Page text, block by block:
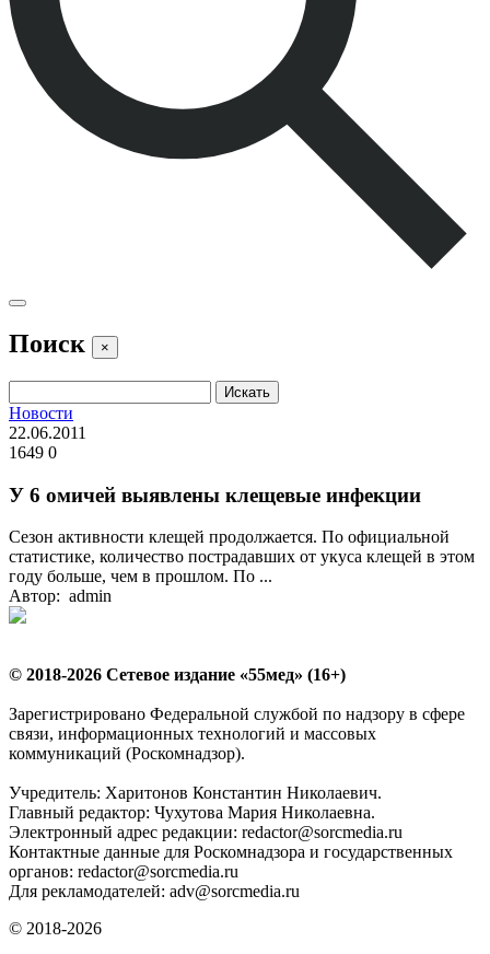
Поиск ×
Новости
22.06.2011
1649 0
У 6 омичей выявлены клещевые инфекции
Сезон активности клещей продолжается. По официальной
статистике, количество пострадавших от укуса клещей в этом
году больше, чем в прошлом. По ...
Автор: admin
© 2018-2026 Сетевое издание «55мед» (16+)
Зарегистрировано Федеральной службой по надзору в сфере
связи, информационных технологий и массовых
коммуникаций (Роскомнадзор).
Учредитель: Харитонов Константин Николаевич.
Главный редактор: Чухутова Мария Николаевна.
Электронный адрес редакции: redactor@sorcmedia.ru
Контактные данные для Роскомнадзора и государственных
органов: redactor@sorcmedia.ru
Для рекламодателей: adv@sorcmedia.ru
© 2018-2026